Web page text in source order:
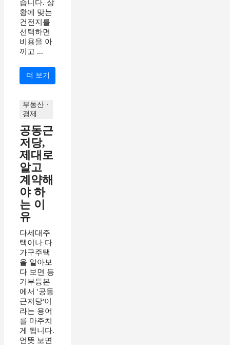
습니다. 상
황에 맞는
건전지를
선택하면
비용을 아
끼고 ...
더 보기
부동산 ·
경제
공동근
저당,
제대로
알고
계약해
야 하
는 이
유
다세대주
택이나 다
가구주택
을 알아보
다 보면 등
기부등본
에서 '공동
근저당'이
라는 용어
를 마주치
게 됩니다.
언뜻 보면